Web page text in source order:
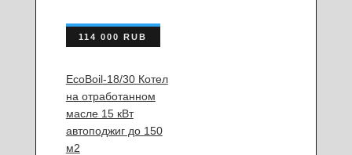
EcoBoil-18/30 Котел
на отработанном
масле 15 кВт
автоподжиг до 150
м2
114 000RUB